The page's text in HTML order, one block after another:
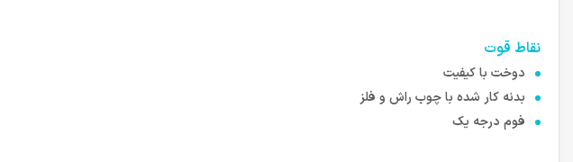
نقاط قوت
دوخت با کیفیت
بدنه کار شده با چوب راش و فلز
فوم درجه یک